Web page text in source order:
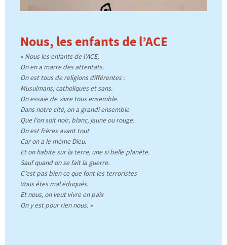
Nous, les enfants de l’ACE
« Nous les enfants de l’ACE,
On en a marre des attentats.
On est tous de religions différentes :
Musulmans, catholiques et sans.
On essaie de vivre tous ensemble.
Dans notre cité, on a grandi ensemble
Que l’on soit noir, blanc, jaune ou rouge.
On est frères avant tout
Car on a le même Dieu.
Et on habite sur la terre, une si belle planète.
Sauf quand on se fait la guerre.
C’est pas bien ce que font les terroristes
Vous êtes mal éduqués.
Et nous, on veut vivre en paix
On y est pour rien nous. »